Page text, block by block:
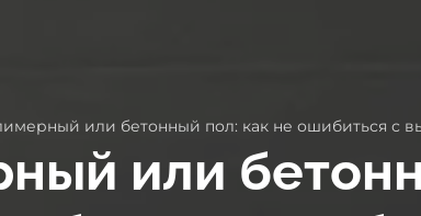
или бетонный пол: как не ошибиться с
или